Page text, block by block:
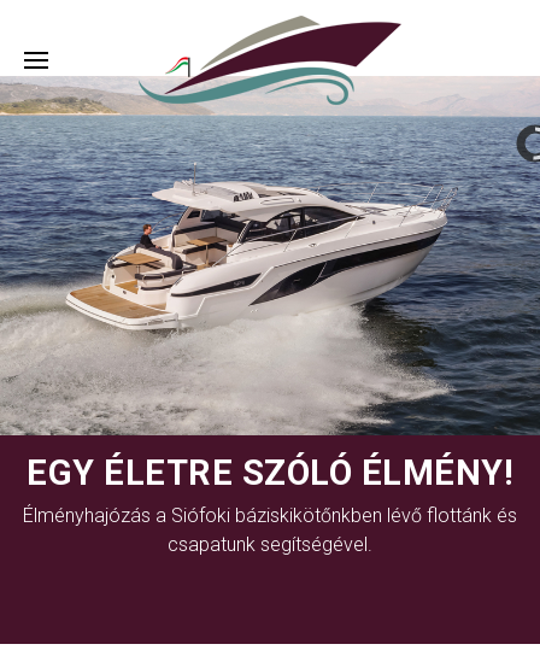
EGY ÉLETRE SZÓLÓ ÉLMÉNY!
Élményhajózás a Siófoki báziskikötőnkben lévő flottánk és
csapatunk segítségével.